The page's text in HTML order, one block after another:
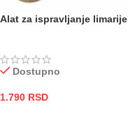
Alat za ispravljanje limarije
Dostupno
1.790 RSD